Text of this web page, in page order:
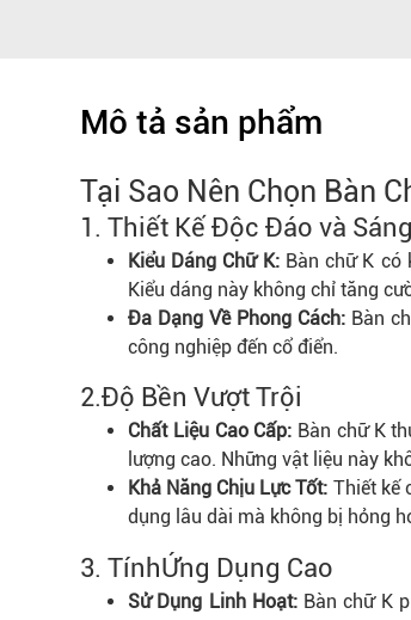
Mô tả sản phẩm
Tại Sao Nên Chọn Bàn
1. Thiết Kế Độc Đáo và
Kiểu Dáng Chữ K:Bàn chữ K có
Kiểu dáng này không chỉ tăng
Đa Dạng Về Phong Cách:Bàn
công nghiệp đến cổ điển.
2.Độ Bền Vượt Trội
Chất Liệu Cao Cấp: Bàn chữ K
lượng cao. Những vật liệu này
Khả Năng Chịu Lực Tốt: Thiết kế
dụng lâu dài mà không bị hỏng
3. TínhỨng Dụng Cao
Sử Dụng Linh Hoạt:Bàn chữ K